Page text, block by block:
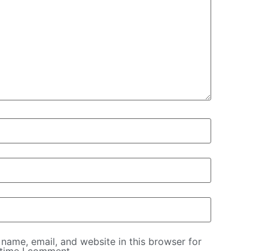
email, and website in this browser for